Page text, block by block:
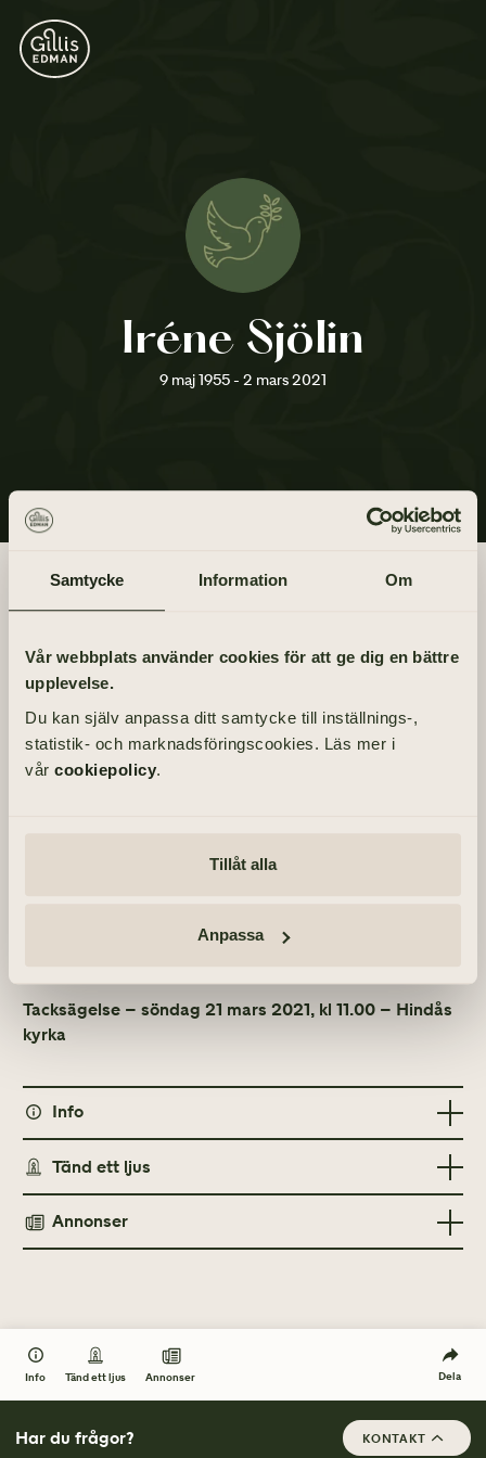
Samtycke Information Om
Vår webbplats använder cookies för att ge dig en bättre
upplevelse.
Du kan själv anpassa ditt samtycke till inställnings-,
statistik- och marknadsföringscookies. Läs mer i
vår cookiepolicy.
Tillåt alla
Anpassa
Iréne Sjölin
9 maj 1955 - 2 mars 2021
Info Tänd ett ljus Annonser Dela
Begravningsdagen
Onsdag 17 mars 2021
kl 12.30
PLATS
Hindås kyrka
Tacksägelse – söndag 14 mars 2021, kl 11.00 –
Tacksägelse – söndag 21 mars 2021, kl 11.00 – Hindås
kyrka
Info
MINNESGÅVOR
Barncancerfonden
Tänd ett ljus
TÄND ETT LJUS
Annonser
Lokalpressen Härryda
12 mars 2021
2 april 2021
Har du frågor? KONTAKT